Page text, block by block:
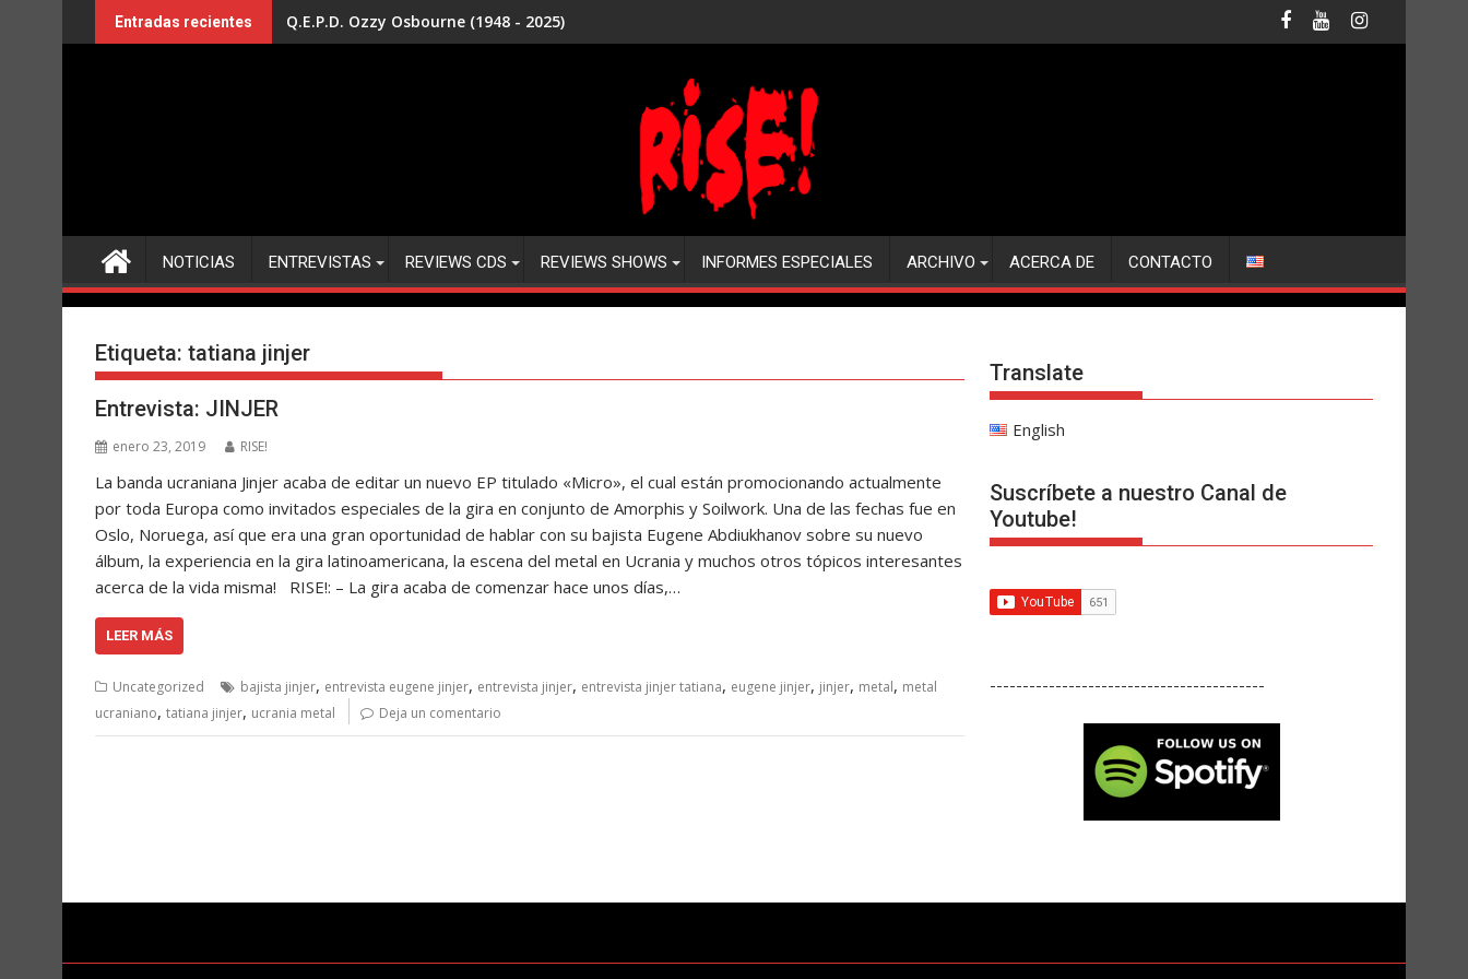
al
Entradas recientes Q.E.P.D. Ozzy Osbourne (1948 - 2025)
NOTICIAS ENTREVISTAS REVIEWS CDS REVIEWS SHOWS INFORMES ESPECIALES ARCHIVO ACERCA DE CONTACTO
Etiqueta: tatiana jinjer
Entrevista: JINJER
enero 23, 2019 RISE!
La banda ucraniana Jinjer acaba de editar un nuevo EP titulado «Micro», el cual están promocionando actualmente
por toda Europa como invitados especiales de la gira en conjunto de Amorphis y Soilwork. Una de las fechas fue en
Oslo, Noruega, así que era una gran oportunidad de hablar con su bajista Eugene Abdiukhanov sobre su nuevo
álbum, la experiencia en la gira latinoamericana, la escena del metal en Ucrania y muchos otros tópicos interesantes
acerca de la vida misma! RISE!: – La gira acaba de comenzar hace unos días,…
LEER MÁS
Uncategorized bajista jinjer, entrevista eugene jinjer, entrevista jinjer, entrevista jinjer tatiana, eugene jinjer, jinjer, metal, metal
ucraniano, tatiana jinjer, ucrania metal Deja un comentario
Translate
English
Suscríbete a nuestro Canal de
Youtube!
------------------------------------------